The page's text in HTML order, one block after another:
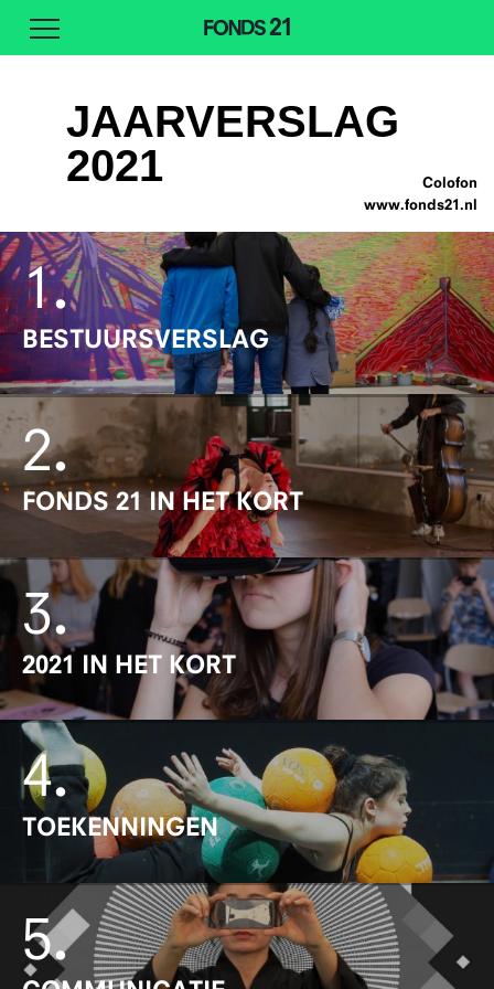
JAARVERSLAG
2021
Colofon
www.fonds21.nl
1.
BESTUURSVERSLAG
2.
FONDS 21 IN HET KORT
3.
2021 IN HET KORT
4.
TOEKENNINGEN
5.